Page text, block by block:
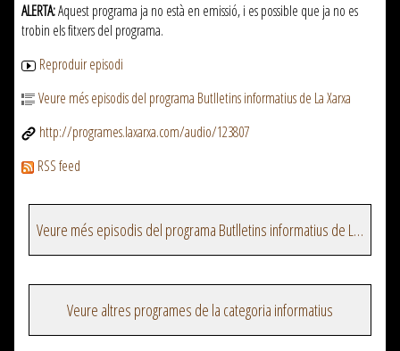
ALERTA:Aquest programa ja no està en emissió, i es possible que ja no es
trobin els fitxers del programa.
Reproduir episodi
Veure més episodis del programa Butlletins informatius de La Xarxa
http://programes.laxarxa.com/audio/123807
RSS feed
Veure més episodis del programa Butlletins informatius de La Xarxa
Veure altres programes de la categoria informatius